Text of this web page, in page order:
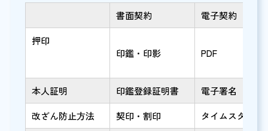
書面契約
電子契約
押印
印鑑・印影
PDF
本人証明 印鑑登録証明書
電子署名
改ざん防止方法
契印・割印
タイムスタンプ